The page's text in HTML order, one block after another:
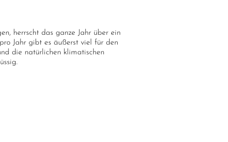
herrscht das ganze Jahr über ein
Jahr gibt es äußerst viel für den
die natürlichen klimatischen